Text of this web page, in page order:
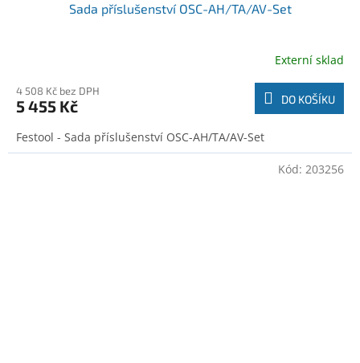
Sada příslušenství OSC-AH/TA/AV-Set
Externí sklad
4 508 Kč bez DPH
5 455 Kč DO KOŠÍKU
Festool - Sada příslušenství OSC-AH/TA/AV-Set
Kód: 203256